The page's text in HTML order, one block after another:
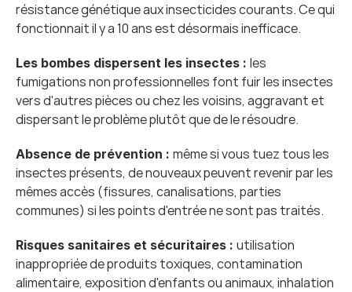
résistance génétique aux insecticides courants. Ce qui
fonctionnait il y a 10 ans est désormais inefficace.
Les bombes dispersent les insectes : les
fumigations non professionnelles font fuir les insectes
vers d'autres pièces ou chez les voisins, aggravant et
dispersant le problème plutôt que de le résoudre.
Absence de prévention : même si vous tuez tous les
insectes présents, de nouveaux peuvent revenir par les
mêmes accès (fissures, canalisations, parties
communes) si les points d'entrée ne sont pas traités.
Risques sanitaires et sécuritaires : utilisation
inappropriée de produits toxiques, contamination
alimentaire, exposition d'enfants ou animaux, inhalation